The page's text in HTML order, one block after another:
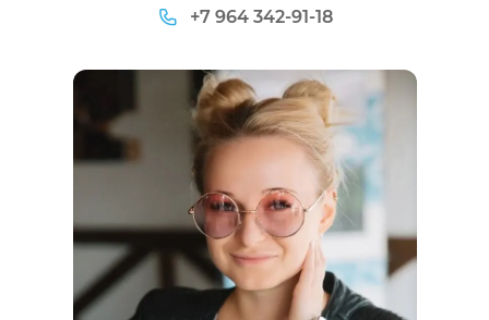
+7 964 342-91-18